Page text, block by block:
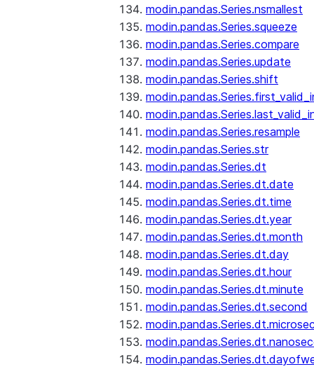
modin.pandas.Series.nsmallest
modin.pandas.Series.squeeze
modin.pandas.Series.compare
modin.pandas.Series.update
modin.pandas.Series.shift
modin.pandas.Series.resample
modin.pandas.Series.str
modin.pandas.Series.dt
modin.pandas.Series.dt.date
modin.pandas.Series.dt.time
modin.pandas.Series.dt.year
modin.pandas.Series.dt.month
modin.pandas.Series.dt.day
modin.pandas.Series.dt.hour
modin.pandas.Series.dt.minute
modin.pandas.Series.dt.second